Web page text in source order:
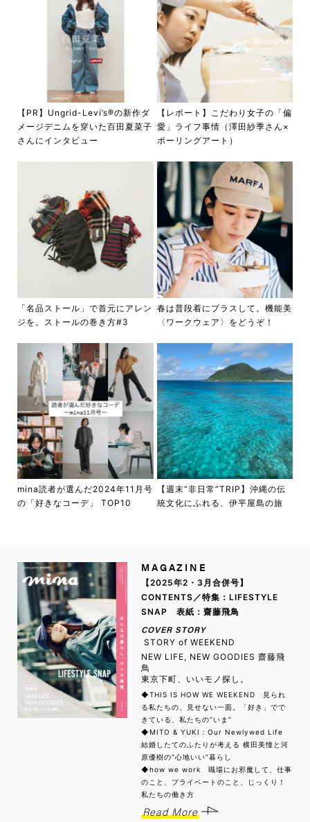
【PR】Ungrid-Levi’s®の新作ダ
メージデニムを穿いた百田夏菜子
さんにインタビュー
【レポート】こだわり女子の「偏
愛」ライフ事情（澤田紗季さん×
ポーリングアート）
「名品ストール」で首元にアレン
ジを。ストールの巻き方#3
春は普段着にプラスして。機能美
〈ワークウェア〉をどうぞ！
mina読者が選んだ2024年11月号
の「好きなコーデ」 TOP10
【週末“非日常”TRIP】沖縄の伝
統文化にふれる、伊平屋島の旅
MAGAZINE
【2025年2・3月合併号】
CONTENTS／特集：LIFESTYLE
SNAP 表紙：齋藤飛鳥
COVER STORY
STORY of WEEKEND
NEW LIFE, NEW GOODIES 齋藤飛
鳥
東京下町、いいモノ探し。
◆THIS IS HOW WE WEEKEND 見られ
る私たちの、見せない一面。「好き」でで
きている、私たちの“いま”
◆MITO & YUKI：Our Newlywed Life
結婚したてのふたりが考える 横田美憧と河
原優樹の“心地いい”暮らし
◆how we work 職場にお邪魔して、仕事
のこと、プライベートのこと、じっくり！
私たちの働き方
Read More